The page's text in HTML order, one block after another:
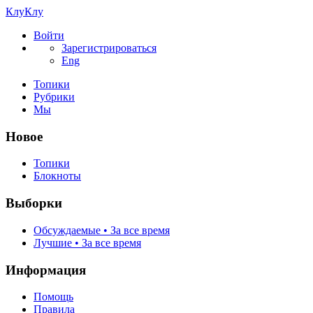
КлуКлу
Войти
Зарегистрироваться
Eng
Топики
Рубрики
Мы
Новое
Топики
Блокноты
Выборки
Обсуждаемые • За все время
Лучшие • За все время
Информация
Помощь
Правила